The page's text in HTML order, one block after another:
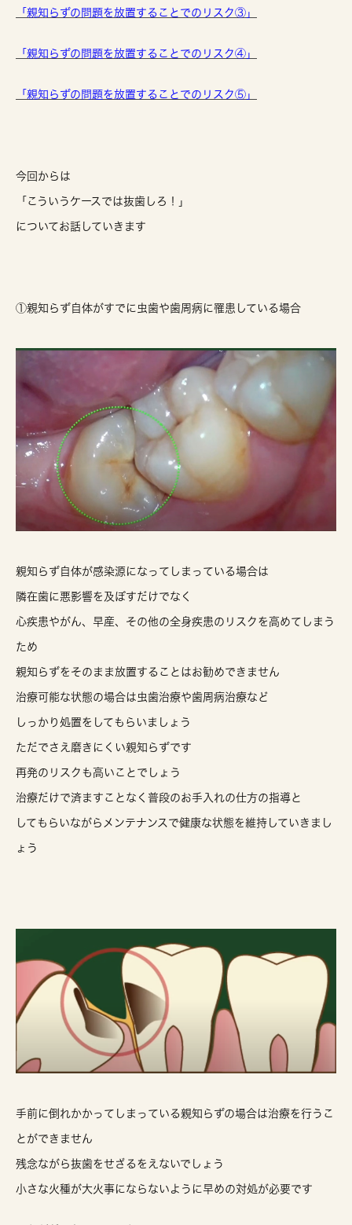
「親知らずの問題を放置することでのリスク③」
「親知らずの問題を放置することでのリスク④」
「親知らずの問題を放置することでのリスク⑤」
今回からは
「こういうケースでは抜歯しろ！」
についてお話していきます
①親知らず自体がすでに虫歯や歯周病に罹患している場合
親知らず自体が感染源になってしまっている場合は
隣在歯に悪影響を及ぼすだけでなく
心疾患やがん、早産、その他の全身疾患のリスクを高めてしまう
ため
親知らずをそのまま放置することはお勧めできません
治療可能な状態の場合は虫歯治療や歯周病治療など
しっかり処置をしてもらいましょう
ただでさえ磨きにくい親知らずです
再発のリスクも高いことでしょう
治療だけで済ますことなく普段のお手入れの仕方の指導と
してもらいながらメンテナンスで健康な状態を維持していきまし
ょう
手前に倒れかかってしまっている親知らずの場合は治療を行うこ
とができません
残念ながら抜歯をせざるをえないでしょう
小さな火種が大火事にならないように早めの対処が必要です